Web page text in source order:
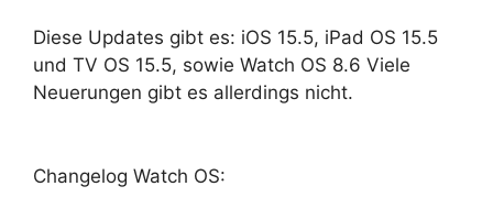
Diese Updates gibt es: iOS 15.5, iPad OS 15.5
und TV OS 15.5, sowie Watch OS 8.6 Viele
Neuerungen gibt es allerdings nicht.
Changelog Watch OS: